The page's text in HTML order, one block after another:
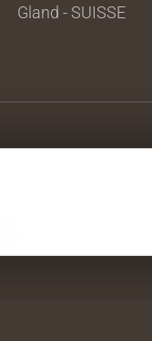
Gland - SUISSE